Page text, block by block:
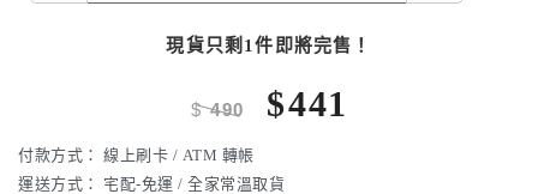
現貨只剩1件即將完售！
$490 $441
付款方式： 線上刷卡 / ATM 轉帳
運送方式：
宅配-免運 / 全家常溫取貨